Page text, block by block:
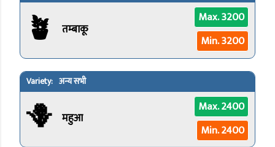
🪴 तम्बाकू
Max. 3200
Min. 3200
अन्य सभी
🪻 महुआ
Max. 2400
Min. 2400